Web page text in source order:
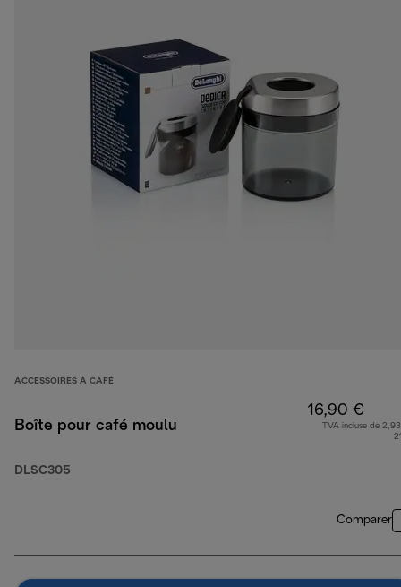
ACCESSOIRES À CAFÉ
Boîte pour café moulu
DLSC305
16,90 €
TVA incluse de
Comparer